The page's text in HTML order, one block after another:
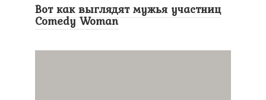
Вот как выглядят мужья участниц
Comedy Woman